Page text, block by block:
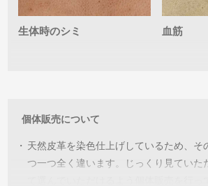
生体時のシミ 血筋
個体販売について
・ 天然皮革を染色仕上げしているため、そ
つ一つ全く違います。じっくり見ていた